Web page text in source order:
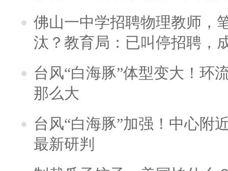
佛山一中学招聘物理教师，
汰？教育局：已叫停招聘，
台风“白海豚”体型变大！环
那么大
台风“白海豚”加强！中心附
最新研判